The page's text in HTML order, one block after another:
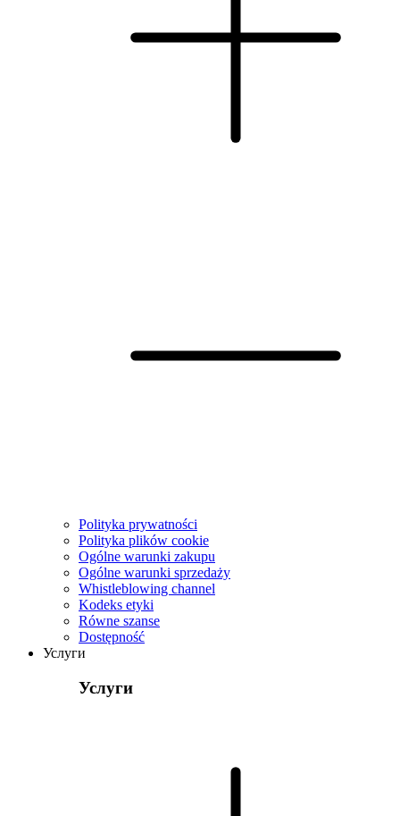
Polityka prywatności
Polityka plików cookie
Ogólne warunki zakupu
Ogólne warunki sprzedaży
Whistleblowing channel
Kodeks etyki
Równe szanse
Dostępność
Услуги
Услуги